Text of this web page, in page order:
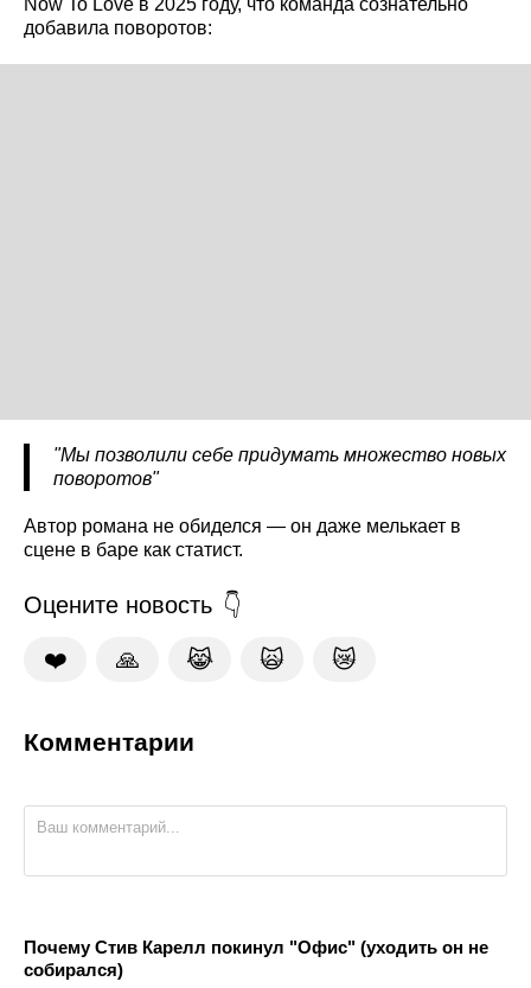
Now To Love в 2025 году, что команда сознательно
добавила поворотов:
"Мы позволили себе придумать множество новых
поворотов"
Автор романа не обиделся — он даже мелькает в
сцене в баре как статист.
Оцените новость
❤️ 🙏 😹 🙀 😿
Комментарии
Почему Стив Карелл покинул "Офис" (уходить он не
собирался)